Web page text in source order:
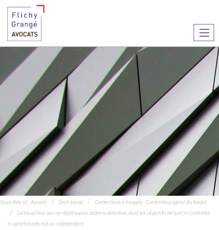
le
Vous êtes ici :Accueil Droit social
Contentieux à risques - Contentieux pénal du travail
Le travailleur qui ne reçoit aucun ordre ni directive, dont les objectifs ne sont ni contrôlés
ni sanctionnés est un indépendant